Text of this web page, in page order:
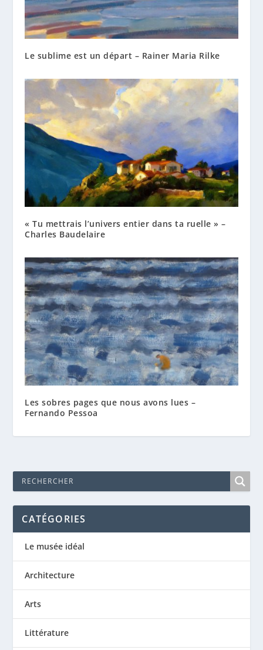
Le sublime est un départ – Rainer Maria Rilke
« Tu mettrais l’univers entier dans ta ruelle » –
Charles Baudelaire
Les sobres pages que nous avons lues –
Fernando Pessoa
CATÉGORIES
Le musée idéal
Architecture
Arts
Littérature